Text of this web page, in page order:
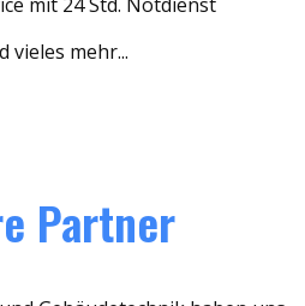
vieles mehr...
Partner